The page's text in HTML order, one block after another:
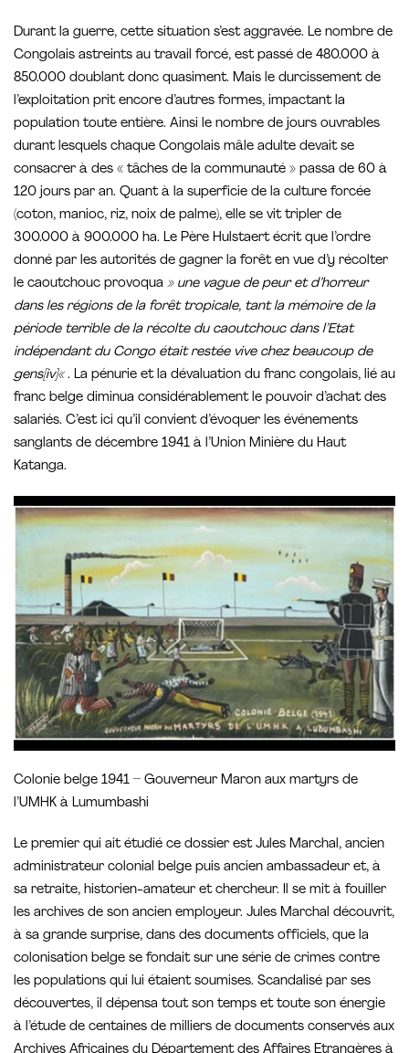
Durant la guerre, cette situation s’est aggravée. Le nombre de
Congolais astreints au travail forcé, est passé de 480.000 à
850.000 doublant donc quasiment. Mais le durcissement de
l’exploitation prit encore d’autres formes, impactant la
population toute entière. Ainsi le nombre de jours ouvrables
durant lesquels chaque Congolais mâle adulte devait se
consacrer à des « tâches de la communauté » passa de 60 à
120 jours par an. Quant à la superficie de la culture forcée
(coton, manioc, riz, noix de palme), elle se vit tripler de
300.000 à 900.000 ha. Le Père Hulstaert écrit que l’ordre
donné par les autorités de gagner la forêt en vue d’y récolter
le caoutchouc provoqua » une vague de peur et d’horreur
dans les régions de la forêt tropicale, tant la mémoire de la
période terrible de la récolte du caoutchouc dans l’Etat
indépendant du Congo était restée vive chez beaucoup de
gens[iv]« . La pénurie et la dévaluation du franc congolais, lié au
franc belge diminua considérablement le pouvoir d’achat des
salariés. C’est ici qu’il convient d’évoquer les événements
sanglants de décembre 1941 à l’Union Minière du Haut
Katanga.
Colonie belge 1941 – Gouverneur Maron aux martyrs de
l’UMHK à Lumumbashi
Le premier qui ait étudié ce dossier est Jules Marchal, ancien
administrateur colonial belge puis ancien ambassadeur et, à
sa retraite, historien-amateur et chercheur. Il se mit à fouiller
les archives de son ancien employeur. Jules Marchal découvrit,
à sa grande surprise, dans des documents officiels, que la
colonisation belge se fondait sur une série de crimes contre
les populations qui lui étaient soumises. Scandalisé par ses
découvertes, il dépensa tout son temps et toute son énergie
à l’étude de centaines de milliers de documents conservés aux
Archives Africaines du Département des Affaires Etrangères à